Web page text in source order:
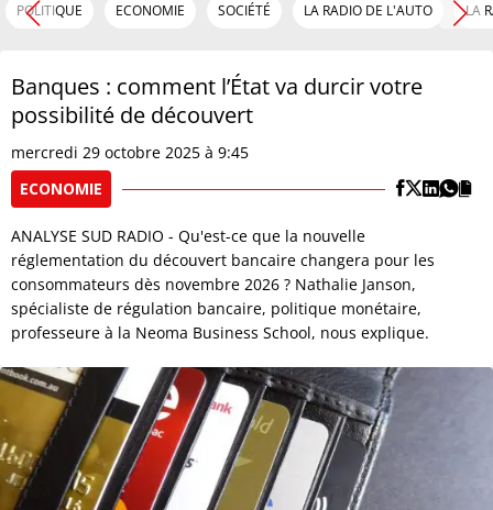
POLITIQUE ECONOMIE SOCIÉTÉ LA RADIO DE L'AUTO LA
Banques : comment l’État va durcir votre
possibilité de découvert
mercredi 29 octobre 2025 à 9:45
ECONOMIE
ANALYSE SUD RADIO - Qu'est-ce que la nouvelle
réglementation du découvert bancaire changera pour les
consommateurs dès novembre 2026 ? Nathalie Janson,
spécialiste de régulation bancaire, politique monétaire,
professeure à la Neoma Business School, nous explique.